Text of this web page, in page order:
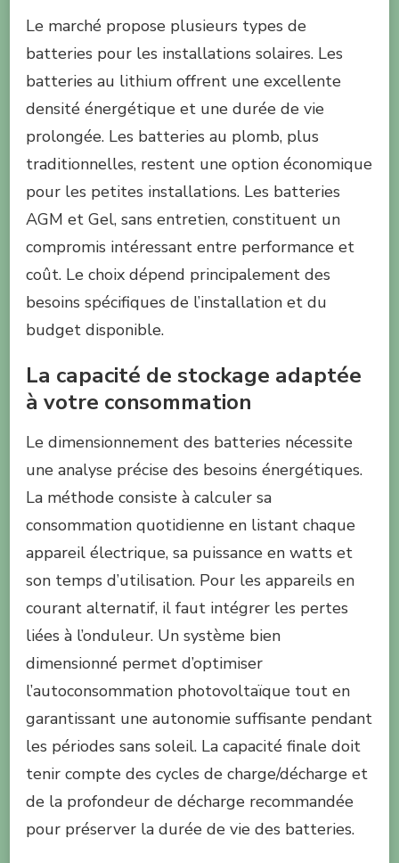
Le marché propose plusieurs types de
batteries pour les installations solaires. Les
batteries au lithium offrent une excellente
densité énergétique et une durée de vie
prolongée. Les batteries au plomb, plus
traditionnelles, restent une option économique
pour les petites installations. Les batteries
AGM et Gel, sans entretien, constituent un
compromis intéressant entre performance et
coût. Le choix dépend principalement des
besoins spécifiques de l’installation et du
budget disponible.
La capacité de stockage adaptée
à votre consommation
Le dimensionnement des batteries nécessite
une analyse précise des besoins énergétiques.
La méthode consiste à calculer sa
consommation quotidienne en listant chaque
appareil électrique, sa puissance en watts et
son temps d’utilisation. Pour les appareils en
courant alternatif, il faut intégrer les pertes
liées à l’onduleur. Un système bien
dimensionné permet d’optimiser
l’autoconsommation photovoltaïque tout en
garantissant une autonomie suffisante pendant
les périodes sans soleil. La capacité finale doit
tenir compte des cycles de charge/décharge et
de la profondeur de décharge recommandée
pour préserver la durée de vie des batteries.